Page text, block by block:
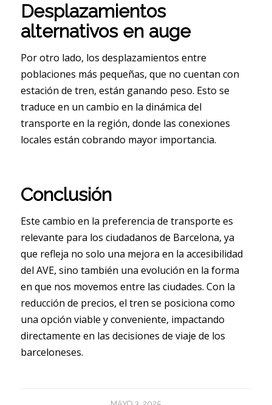
Desplazamientos
alternativos en auge
Por otro lado, los desplazamientos entre
poblaciones más pequeñas, que no cuentan con
estación de tren, están ganando peso. Esto se
traduce en un cambio en la dinámica del
transporte en la región, donde las conexiones
locales están cobrando mayor importancia.
Conclusión
Este cambio en la preferencia de transporte es
relevante para los ciudadanos de Barcelona, ya
que refleja no solo una mejora en la accesibilidad
del AVE, sino también una evolución en la forma
en que nos movemos entre las ciudades. Con la
reducción de precios, el tren se posiciona como
una opción viable y conveniente, impactando
directamente en las decisiones de viaje de los
barceloneses.